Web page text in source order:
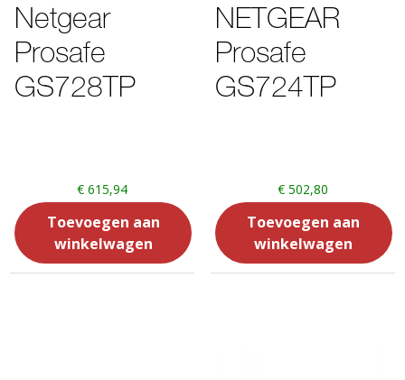
Netgear
Prosafe
GS728TP
€ 615,94
Toevoegen aan
winkelwagen
NETGEAR
Prosafe
GS724TP
€502,80
Toevoegen aan
winkelwagen